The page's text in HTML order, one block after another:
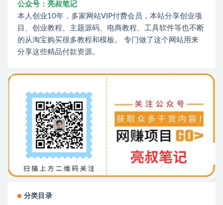
公众号：亮叔笔记
本人创业10年，多家网站VIP付费会员，本站分享创业项
目、创业教程、主题源码、电商教程、工具软件等也不断
的从淘宝购买很多教程和模板。 专门做了这个网站用来
分享这些精品付款资源。
分类目录